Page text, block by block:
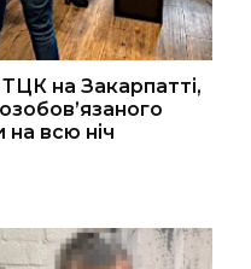
на Закарпатті,
всю ніч